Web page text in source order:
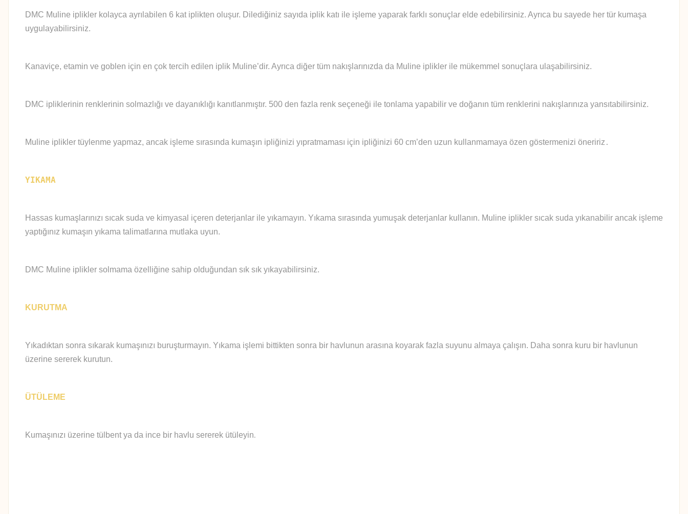
DMC Muline iplikler kolayca ayrılabilen 6 kat iplikten oluşur. Dilediğiniz sayıda iplik katı ile işleme yaparak farklı sonuçlar elde edebilirsiniz. Ayrıca bu sayede her tür kumaşa
uygulayabilirsiniz.
Kanaviçe, etamin ve goblen için en çok tercih edilen iplik Muline’dir. Ayrıca diğer tüm nakışlarınızda da Muline iplikler ile mükemmel sonuçlara ulaşabilirsiniz.
DMC ipliklerinin renklerinin solmazlığı ve dayanıklığı kanıtlanmıştır. 500 den fazla renk seçeneği ile tonlama yapabilir ve doğanın tüm renklerini nakışlarınıza yansıtabilirsiniz.
Muline iplikler tüylenme yapmaz, ancak işleme sırasında kumaşın ipliğinizi yıpratmaması için ipliğinizi 60 cm’den uzun kullanmamaya özen göstermenizi öneririz .
YIKAMA
Hassas kumaşlarınızı sıcak suda ve kimyasal içeren deterjanlar ile yıkamayın. Yıkama sırasında yumuşak deterjanlar kullanın. Muline iplikler sıcak suda yıkanabilir ancak işleme
yaptığınız kumaşın yıkama talimatlarına mutlaka uyun.
DMC Muline iplikler solmama özelliğine sahip olduğundan sık sık yıkayabilirsiniz.
KURUTMA
Yıkadıktan sonra sıkarak kumaşınızı buruşturmayın. Yıkama işlemi bittikten sonra bir havlunun arasına koyarak fazla suyunu almaya çalışın. Daha sonra kuru bir havlunun
üzerine sererek kurutun.
ÜTÜLEME
Kumaşınızı üzerine tülbent ya da ince bir havlu sererek ütüleyin.